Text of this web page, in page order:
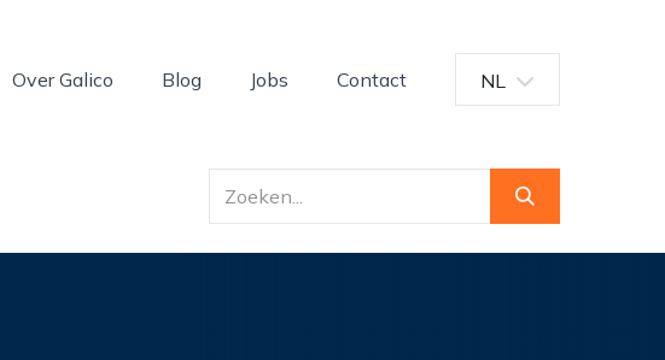
Over Galico Blog Jobs Contact NL